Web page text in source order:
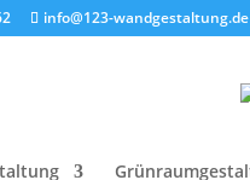
info@123-wandgestaltung.de